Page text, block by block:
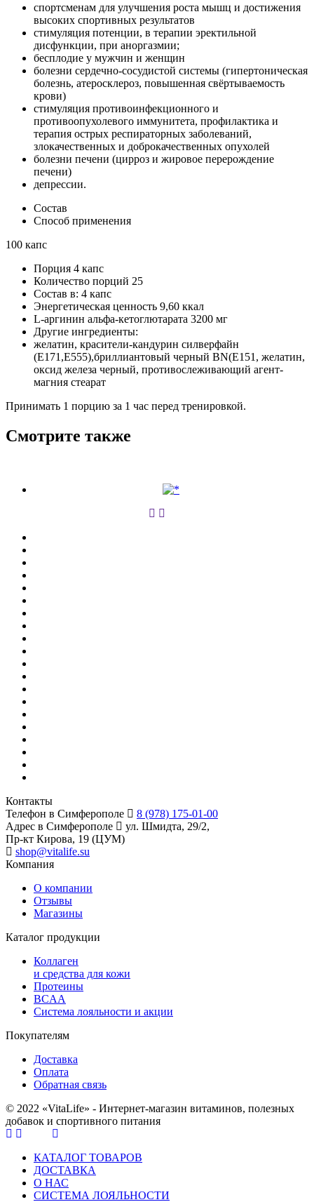
спортсменам для улучшения роста мышц и достижения
высоких спортивных результатов
стимуляция потенции, в терапии эректильной
дисфункции, при аноргазмии;
бесплодие у мужчин и женщин
болезни сердечно-сосудистой системы (гипертоническая
болезнь, атеросклероз, повышенная свёртываемость
крови)
стимуляция противоинфекционного и
противоопухолевого иммунитета, профилактика и
терапия острых респираторных заболеваний,
злокачественных и доброкачественных опухолей
болезни печени (цирроз и жировое перерождение
печени)
депрессии.
Состав
Способ применения
100 капс
Порция 4 капс
Количество порций 25
Состав в: 4 капс
Энергетическая ценность 9,60 ккал
L-аргинин альфа-кетоглютарата 3200 мг
Другие ингредиенты:
желатин, красители-кандурин силверфайн
(Е171,Е555),бриллиантовый черный BN(Е151, желатин,
оксид железа черный, противослеживающий агент-
магния стеарат
Принимать 1 порцию за 1 час перед тренировкой.
Смотрите также
Контакты
Телефон в Симферополе
8 (978) 175-01-00
Адрес в Симферополе
ул. Шмидта, 29/2,
Пр-кт Кирова, 19 (ЦУМ)
shop@vitalife.su
Компания
О компании
Отзывы
Магазины
Каталог продукции
Коллаген
и средства для кожи
Протеины
BCAA
Система лояльности и акции
Покупателям
Доставка
Оплата
Обратная связь
© 2022 «VitaLife» - Интернет-магазин витаминов, полезных
добавок и спортивного питания
КАТАЛОГ ТОВАРОВ
ДОСТАВКА
О НАС
СИСТЕМА ЛОЯЛЬНОСТИ